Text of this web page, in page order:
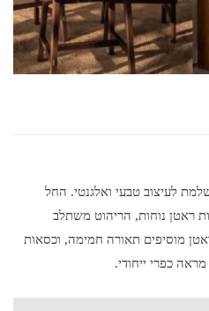
לעיצוב טבעי ואלגנטי. החל
ראטן נוחות, הריהוט משתלב
מוסיפים תאורה חמימה, וכסאות
כפרי ייחודי.